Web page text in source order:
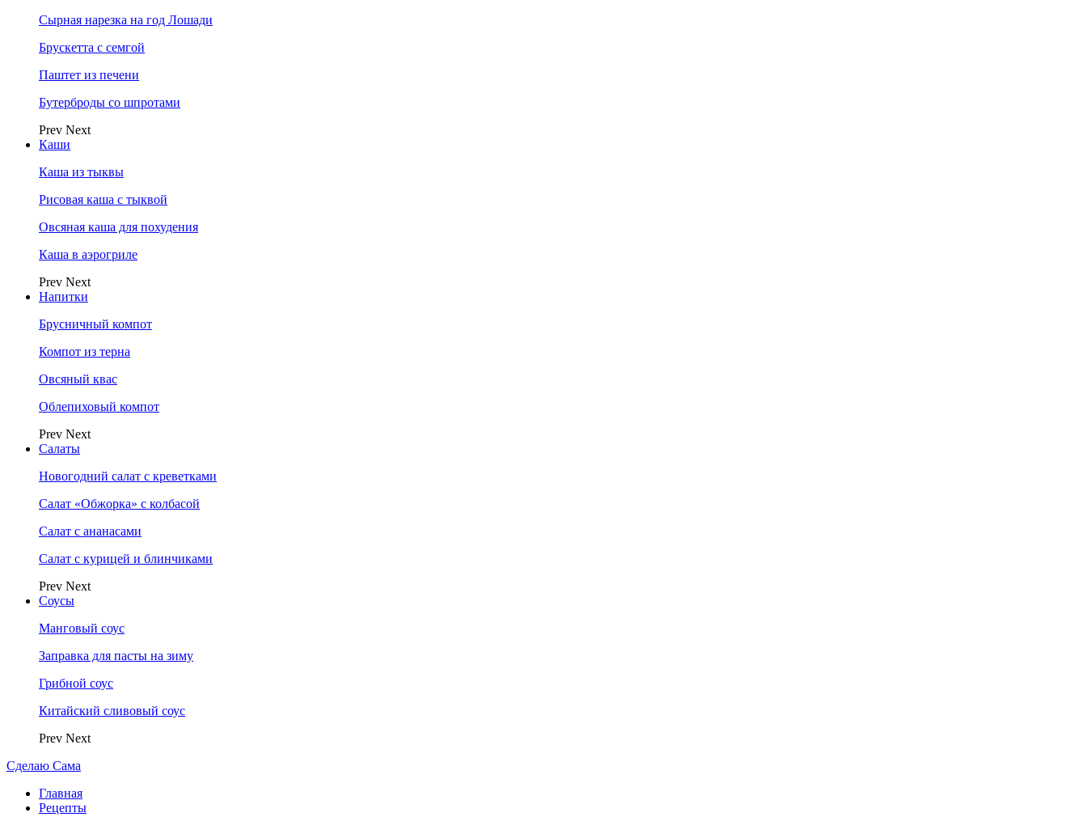
Сырная нарезка на год Лошади
Брускетта с семгой
Паштет из печени
Бутерброды со шпротами
Prev Next
Каши
Каша из тыквы
Рисовая каша с тыквой
Овсяная каша для похудения
Каша в аэрогриле
Prev Next
Напитки
Брусничный компот
Компот из терна
Овсяный квас
Облепиховый компот
Prev Next
Салаты
Новогодний салат с креветками
Салат «Обжорка» с колбасой
Салат с ананасами
Салат с курицей и блинчиками
Prev Next
Соусы
Манговый соус
Заправка для пасты на зиму
Грибной соус
Китайский сливовый соус
Prev Next
Сделаю Сама
Главная
Рецепты